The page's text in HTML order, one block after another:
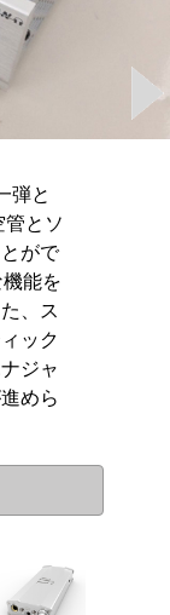
弾と
とソ
がで
能を
、ス
ック
ジャ
めら